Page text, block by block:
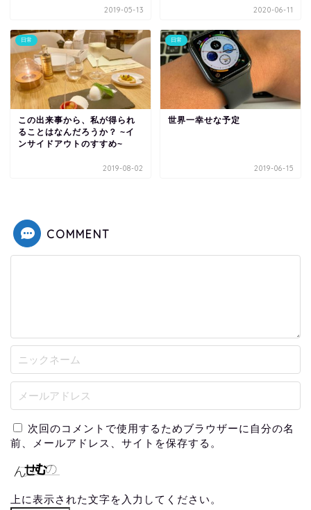
2019-05-13 2020-06-11
日常
この出来事から、私が得られ
ることはなんだろうか？ ~イ
ンサイドアウトのすすめ~
2019-08-02
日常
世界一幸せな予定
2019-06-15
COMMENT
次回のコメントで使用するためブラウザーに自分の名
前、メールアドレス、サイトを保存する。
上に表示された文字を入力してください。